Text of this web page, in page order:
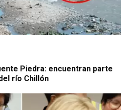
Piedra: encuentran parte
río Chillón